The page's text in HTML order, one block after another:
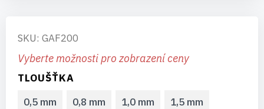
SKU: GAF200
Vyberte možnosti pro zobrazení ceny
TLOUŠŤKA
0,5 mm
0,8 mm 1,0 mm 1,5 mm